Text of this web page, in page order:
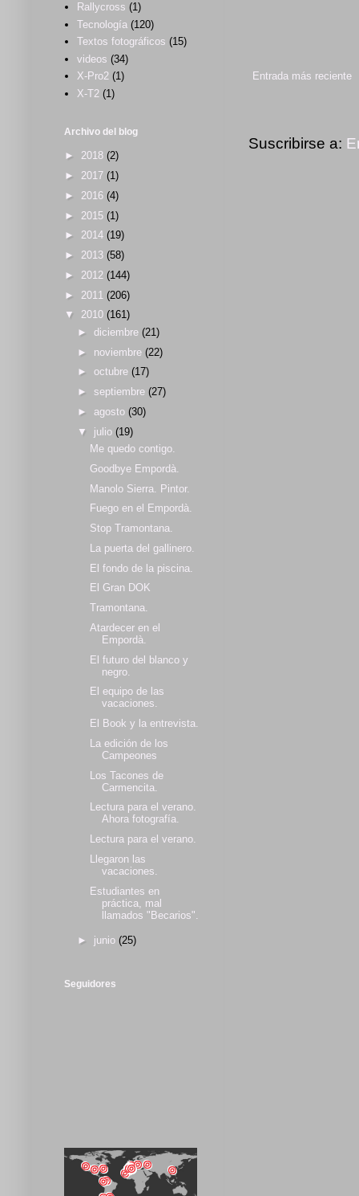
Entrada más reciente
Suscribirse a:
Rallycross (1)
Tecnología (120)
Textos fotográficos (15)
videos (34)
X-Pro2 (1)
X-T2 (1)
Archivo del blog
► 2018 (2)
► 2017 (1)
► 2016 (4)
► 2015 (1)
► 2014 (19)
► 2013 (58)
► 2012 (144)
► 2011 (206)
▼ 2010 (161)
► diciembre (21)
► noviembre (22)
► octubre (17)
► septiembre (27)
► agosto (30)
▼ julio (19)
Me quedo contigo.
Goodbye Empordà.
Manolo Sierra. Pintor.
Fuego en el Empordà.
Stop Tramontana.
La puerta del gallinero.
El fondo de la piscina.
El Gran DOK
Tramontana.
Atardecer en el
Empordà.
El futuro del blanco y
negro.
El equipo de las
vacaciones.
El Book y la entrevista.
La edición de los
Campeones
Los Tacones de
Carmencita.
Lectura para el verano.
Ahora fotografía.
Lectura para el verano.
Llegaron las
vacaciones.
Estudiantes en
práctica, mal
llamados "Becarios".
► junio (25)
Seguidores